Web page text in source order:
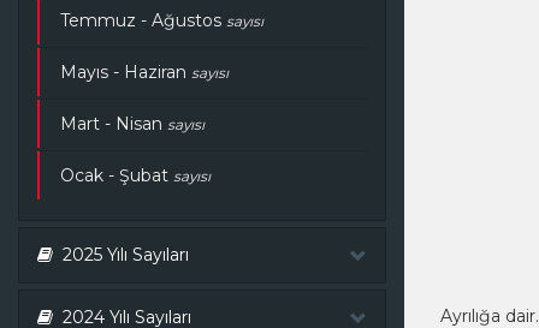
Temmuz - Ağustos sayısı
Mayıs - Haziran sayısı
Mart - Nisan sayısı
Ocak - Şubat sayısı
2025 Yılı Sayıları
2024 Yılı Sayıları Ayrılığa